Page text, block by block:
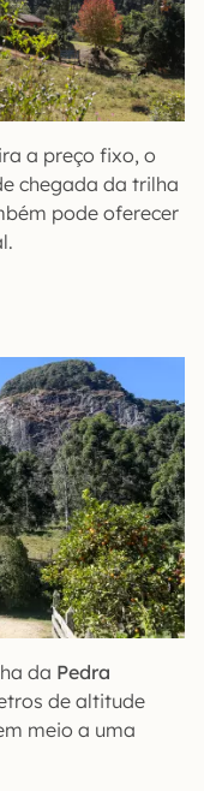
a preço fixo, o
chegada da trilha
pode oferecer
da Pedra
de altitude
meio a uma